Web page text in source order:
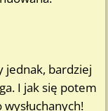
jednak, bardziej
I jak się potem
wysłuchanych!